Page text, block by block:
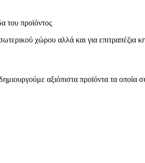
του προϊόντος
χώρου αλλά και για επιτραπέζια
αξιόπιστα προϊόντα τα οποία